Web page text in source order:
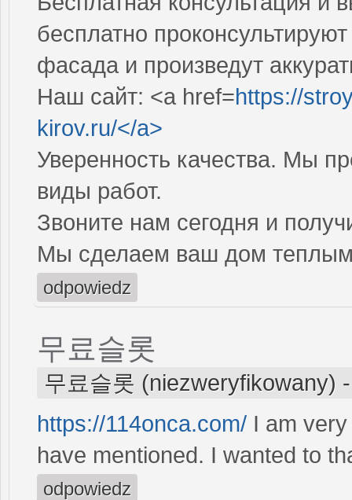
бесплатно
фасада и произведут
Наш сайт: <a href=https://
kirov.ru/</a>
Уверенность качества. Мы
виды работ.
Звоните нам сегодня и
Мы сделаем ваш дом
odpowiedz
무료슬롯
무료슬롯 (niezweryfikowany)
https://114onca.com/ I am
have mentioned. I wanted to
odpowiedz